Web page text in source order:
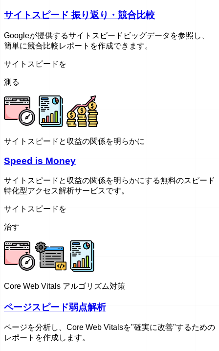
サイトスピード 振り返り・競合比較
Googleが提供するサイトスピードビッグデータを参照し、
簡単に競合比較レポートを作成できます。
サイトスピードを
測る
サイトスピードと収益の関係を明らかに
Speed is Money
サイトスピードと収益の関係を明らかにする無料のスピード
特化型アクセス解析サービスです。
サイトスピードを
治す
Core Web Vitals アルゴリズム対策
ページスピード弱点解析
ページを分析し、Core Web Vitalsを"確実に改善"するための
レポートを作成します。